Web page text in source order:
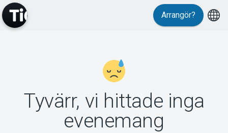
Support
Arrangör?
Tyvärr, vi hittade inga
evenemang